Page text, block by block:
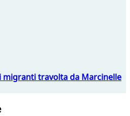
migranti travolta da Marcinelle